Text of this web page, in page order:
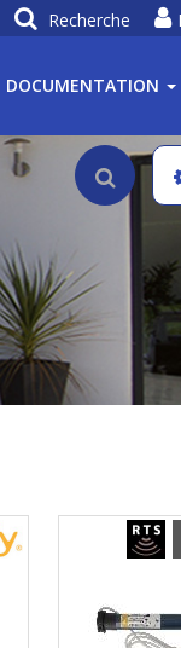
Recherche
DOCUMENTATION